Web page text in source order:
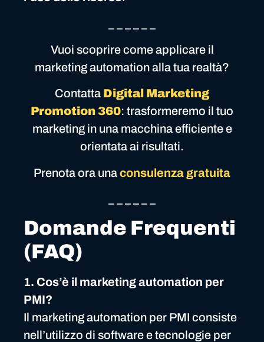
Vuoi scoprire come applicare il
marketing automation alla tua realtà?
Contatta Digital Marketing
Promotion 360: trasformeremo il tuo
marketing in una macchina efficiente e
orientata ai risultati.
Prenota ora unaconsulenza gratuita
Domande Frequenti
(FAQ)
1. Cos’è il marketing automation per
PMI?
Il marketing automation per PMI consiste
nell’utilizzo di software e tecnologie per